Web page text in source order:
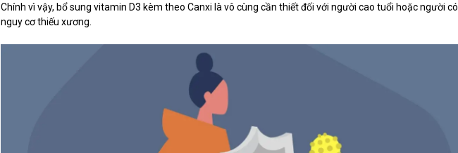
Chính vì vậy, bổ sung vitamin D3 kèm theo Canxi là vô cùng cần thiết đối với người cao tuổi hoặc người có
nguy cơ thiếu xương.